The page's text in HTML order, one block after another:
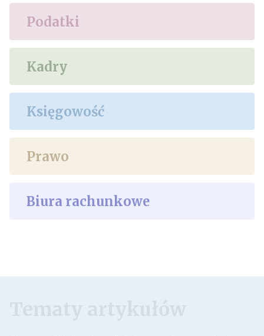
Podatki
Kadry
Księgowość
Prawo
Biura rachunkowe